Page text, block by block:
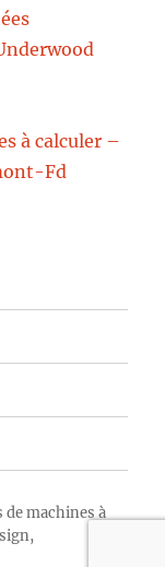
à calculer –
Fd
machines à